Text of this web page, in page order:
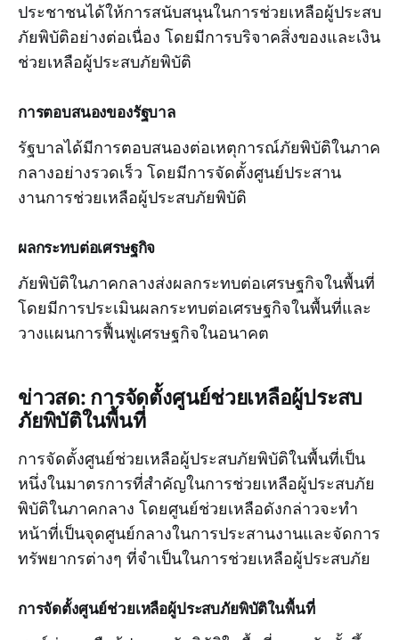
ประชาชนได้ให้การสนับสนุนในการช่วยเหลือผู้ประสบ
ภัยพิบัติอย่างต่อเนื่อง โดยมีการบริจาคสิ่งของและเงิน
ช่วยเหลือผู้ประสบภัยพิบัติ
การตอบสนองของรัฐบาล
รัฐบาลได้มีการตอบสนองต่อเหตุการณ์ภัยพิบัติในภาค
กลางอย่างรวดเร็ว โดยมีการจัดตั้งศูนย์ประสาน
งานการช่วยเหลือผู้ประสบภัยพิบัติ
ผลกระทบต่อเศรษฐกิจ
ภัยพิบัติในภาคกลางส่งผลกระทบต่อเศรษฐกิจในพื้นที่
โดยมีการประเมินผลกระทบต่อเศรษฐกิจในพื้นที่และ
วางแผนการฟื้นฟูเศรษฐกิจในอนาคต
ข่าวสด: การจัดตั้งศูนย์ช่วยเหลือผู้ประสบ
ภัยพิบัติในพื้นที่
การจัดตั้งศูนย์ช่วยเหลือผู้ประสบภัยพิบัติในพื้นที่เป็น
หนึ่งในมาตรการที่สำคัญในการช่วยเหลือผู้ประสบภัย
พิบัติในภาคกลาง โดยศูนย์ช่วยเหลือดังกล่าวจะทำ
หน้าที่เป็นจุดศูนย์กลางในการประสานงานและจัดการ
ทรัพยากรต่างๆ ที่จำเป็นในการช่วยเหลือผู้ประสบภัย
การจัดตั้งศูนย์ช่วยเหลือผู้ประสบภัยพิบัติในพื้นที่